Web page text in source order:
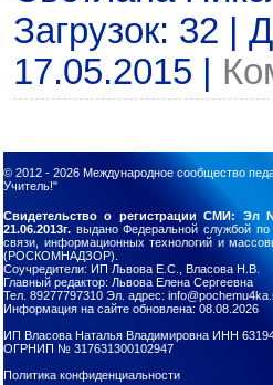
Загрузок: 32 |
17.05.2015
© 2012 - 2026 Международное сообщество
Учитель!"
Свидетельство о регистрации СМИ: Эл
21.06.2013г. выдано Федеральной службой
связи, информационных технологий и
(РОСКОМНАДЗОР).
Соучредители: ИП Львова Е.С., Власова Н.В.
Главный редактор: Львова Елена Сергеевна
Тел. 89277797310 Эл. адрес:
Информация на сайте обновлена: 08.08.2026
ИП Власова Наталья Владимировна ИНН
ОГРНИП № 317631300102947
Политика конфиденциальности